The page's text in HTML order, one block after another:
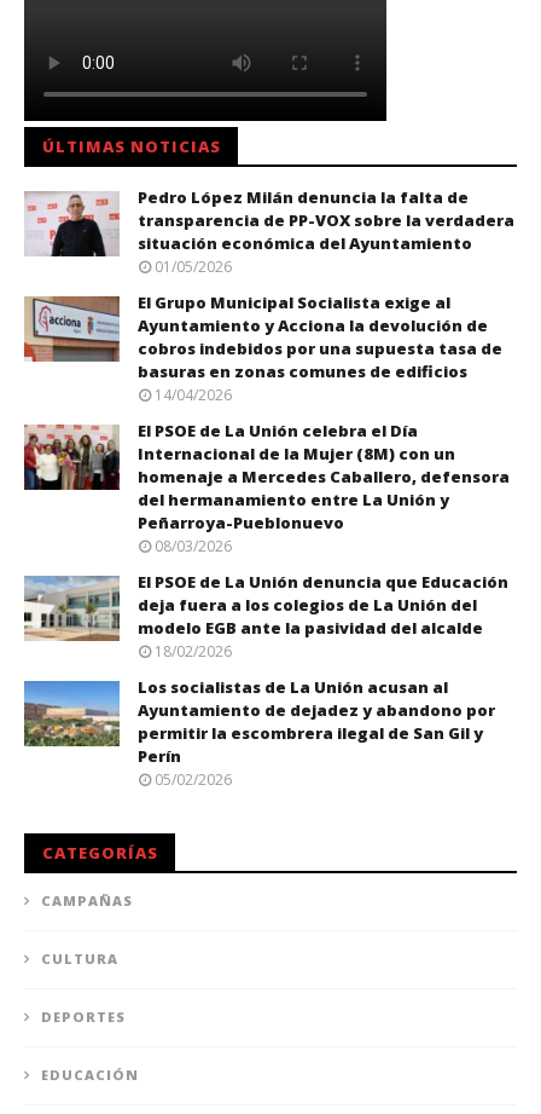
ÚLTIMAS NOTICIAS
Pedro López Milán denuncia la falta de
transparencia de PP-VOX sobre la verdadera
situación económica del Ayuntamiento
01/05/2026
El Grupo Municipal Socialista exige al
Ayuntamiento y Acciona la devolución de
cobros indebidos por una supuesta tasa de
basuras en zonas comunes de edificios
14/04/2026
El PSOE de La Unión celebra el Día
Internacional de la Mujer (8M) con un
homenaje a Mercedes Caballero, defensora
del hermanamiento entre La Unión y
Peñarroya-Pueblonuevo
08/03/2026
El PSOE de La Unión denuncia que Educación
deja fuera a los colegios de La Unión del
modelo EGB ante la pasividad del alcalde
18/02/2026
Los socialistas de La Unión acusan al
Ayuntamiento de dejadez y abandono por
permitir la escombrera ilegal de San Gil y
Perín
05/02/2026
CATEGORÍAS
CAMPAÑAS
CULTURA
DEPORTES
EDUCACIÓN